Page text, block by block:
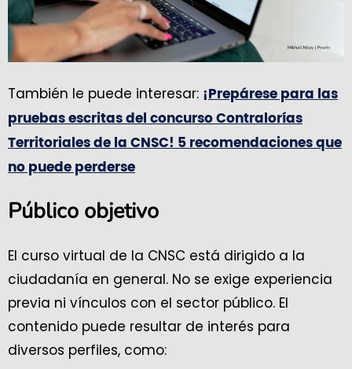
También le puede interesar: ¡Prepárese para las
pruebas escritas del concurso Contralorías
Territoriales de la CNSC! 5 recomendaciones que
no puede perderse
Público objetivo
El curso virtual de la CNSC está dirigido a la
ciudadanía en general. No se exige experiencia
previa ni vínculos con el sector público. El
contenido puede resultar de interés para
diversos perfiles, como: